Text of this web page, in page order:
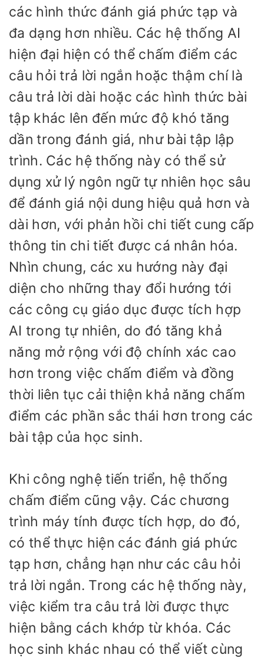
các hình thức đánh giá phức tạp và
đa dạng hơn nhiều. Các hệ thống AI
hiện đại hiện có thể chấm điểm các
câu hỏi trả lời ngắn hoặc thậm chí là
câu trả lời dài hoặc các hình thức bài
tập khác lên đến mức độ khó tăng
dần trong đánh giá, như bài tập lập
trình. Các hệ thống này có thể sử
dụng xử lý ngôn ngữ tự nhiên học sâu
để đánh giá nội dung hiệu quả hơn và
dài hơn, với phản hồi chi tiết cung cấp
thông tin chi tiết được cá nhân hóa.
Nhìn chung, các xu hướng này đại
diện cho những thay đổi hướng tới
các công cụ giáo dục được tích hợp
AI trong tự nhiên, do đó tăng khả
năng mở rộng với độ chính xác cao
hơn trong việc chấm điểm và đồng
thời liên tục cải thiện khả năng chấm
điểm các phần sắc thái hơn trong các
bài tập của học sinh.
Khi công nghệ tiến triển, hệ thống
chấm điểm cũng vậy. Các chương
trình máy tính được tích hợp, do đó,
có thể thực hiện các đánh giá phức
tạp hơn, chẳng hạn như các câu hỏi
trả lời ngắn. Trong các hệ thống này,
việc kiểm tra câu trả lời được thực
hiện bằng cách khớp từ khóa. Các
học sinh khác nhau có thể viết cùng